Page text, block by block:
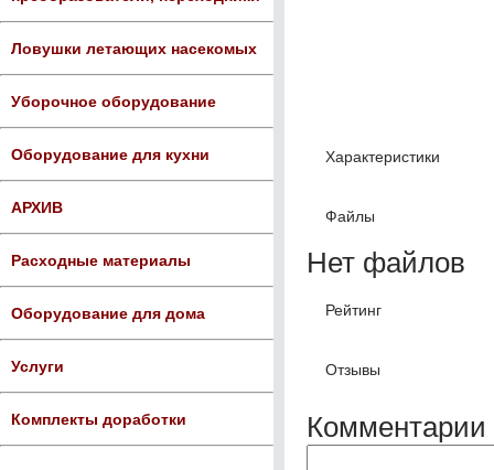
Ловушки летающих насекомых
Уборочное оборудование
Оборудование для кухни
АРХИВ
Расходные материалы
Оборудование для дома
Услуги
Комплекты доработки
Характеристики
Файлы
Нет файлов
Рейтинг
Отзывы
Комментарии